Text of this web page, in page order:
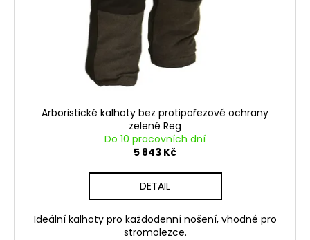
Arboristické kalhoty bez protipořezové ochrany
zelené Reg
Do 10 pracovních dní
5 843 Kč
DETAIL
Ideální kalhoty pro každodenní nošení, vhodné pro
stromolezce.